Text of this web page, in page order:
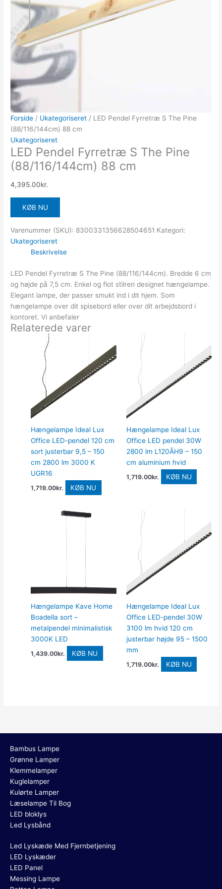
Forside / Ukategoriseret / LED Pendel Fyrretræ S The Pine
(88/116/144cm) 88 cm
Ukategoriseret
LED Pendel Fyrretræ S The Pine
(88/116/144cm) 88 cm
4,395.00kr.
KØB NU
Varenummer (SKU): 8300331356628504651 Kategori:
Ukategoriseret
Beskrivelse
LED Pendel Fyrretræ S The Pine (88/116/144cm). Bredde 6 cm
og højde på 7,5 cm. Enkel og flot stilren designet hængelampe.
Elegant lampe, der passer smukt ind i dit hjem. Som
hængelampe over dit spisebord eller over dit arbejdsbord i
kontoret. Vi anbefaler
Relaterede varer
Hængelampe Ideal Lux
Office LED-pendel 120 cm
sort justerbar 9,5 – 150
cm 2800 lm 3000 K
UGR16
1,719.00kr. KØB NU
Hængelampe Ideal Lux
Office LED pendel 30W
2800 lm L120ÃH9 – 150
cm aluminium hvid
1,719.00kr. KØB NU
Hængelampe Kave Home
Boadella sort –
metalpendel minimalistisk
3000K LED
1,439.00kr. KØB NU
Hængelampe Ideal Lux
Office LED-pendel 30W
3100 lm hvid 120 cm
justerbar højde 95 – 1500
mm
1,719.00kr. KØB NU
Bambus Lampe
Grønne Lamper
Klemmelamper
Kuglelamper
Kulørte Lamper
Læselampe Til Bog
LED bloklys
Led Lysbånd
Led Lyskæde Med Fjernbetjening
LED Lyskæder
LED Panel
Messing Lampe